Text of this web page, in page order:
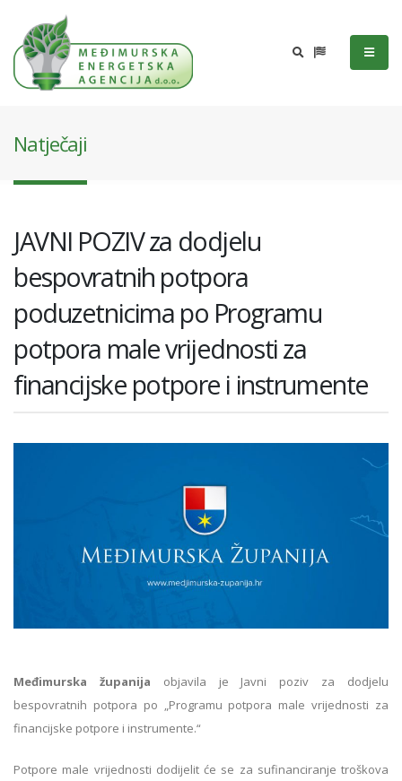
Natječaji
JAVNI POZIV za dodjelu
bespovratnih potpora
poduzetnicima po Programu
potpora male vrijednosti za
financijske potpore i instrumente
Međimurska županija objavila je Javni poziv za dodjelu
bespovratnih potpora po „Programu potpora male vrijednosti za
financijske potpore i instrumente.“
Potpore male vrijednosti dodijelit će se za sufinanciranje troškova